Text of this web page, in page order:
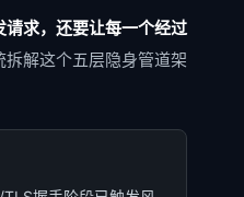
· 包大小分布拟合 · 连接频率温控)
注入 · 包大小分布匹配Chrome 131典型模式 · 连接间隔抖动15-45s
求，还要让每一个经过
拆解这个五层隐身管道架